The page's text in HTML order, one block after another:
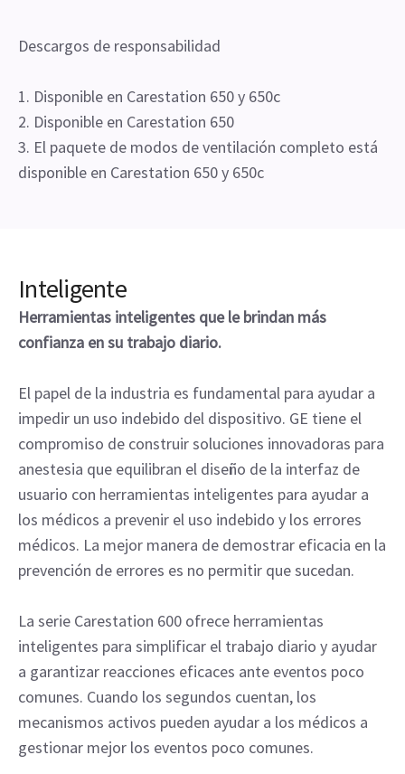
Descargos de responsabilidad
1. Disponible en Carestation 650 y 650c
2. Disponible en Carestation 650
3. El paquete de modos de ventilación completo está
disponible en Carestation 650 y 650c
Inteligente
Herramientas inteligentes que le brindan más
confianza en su trabajo diario.
El papel de la industria es fundamental para ayudar a
impedir un uso indebido del dispositivo. GE tiene el
compromiso de construir soluciones innovadoras para
anestesia que equilibran el diseño de la interfaz de
usuario con herramientas inteligentes para ayudar a
los médicos a prevenir el uso indebido y los errores
médicos. La mejor manera de demostrar eficacia en la
prevención de errores es no permitir que sucedan.
La serie Carestation 600 ofrece herramientas
inteligentes para simplificar el trabajo diario y ayudar
a garantizar reacciones eficaces ante eventos poco
comunes. Cuando los segundos cuentan, los
mecanismos activos pueden ayudar a los médicos a
gestionar mejor los eventos poco comunes.